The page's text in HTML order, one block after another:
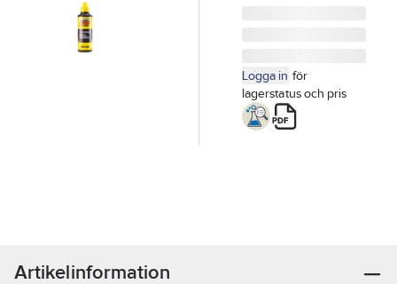
Logga in för
lagerstatus och pris
Artikelinformation